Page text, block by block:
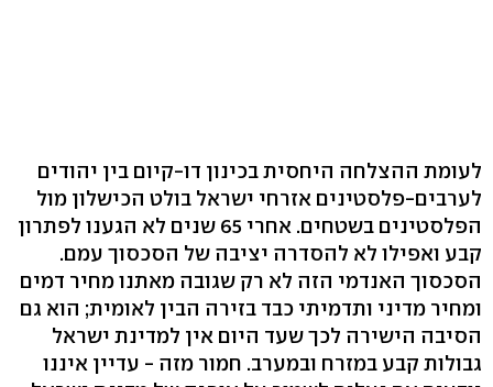
לעומת ההצלחה היחסית בכינון דו-קיום בין יהודים
לערבים-פלסטינים אזרחי ישראל בולט הכישלון מול
הפלסטינים בשטחים. אחרי 65 שנים לא הגענו לפתרון
קבע ואפילו לא להסדרה יציבה של הסכסוך עמם.
הסכסוך האנדמי הזה לא רק שגובה מאתנו מחיר דמים
ומחיר מדיני ותדמיתי כבד בזירה הבין לאומית; הוא גם
הסיבה הישירה לכך שעד היום אין למדינת ישראל
גבולות קבע במזרח ובמערב. חמור מזה - עדיין איננו